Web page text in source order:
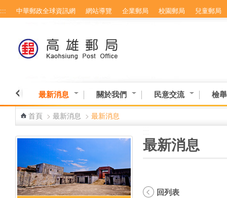
跳到主要內容區塊
::: 中華郵政全球資訊網 網站導覽 企業郵局 校園郵局 兒童郵局
最新消息 關於我們 民意交流 檢
首頁 > 最新消息 > 最新消息
最新消息
回列表